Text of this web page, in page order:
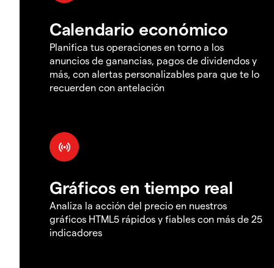
Calendario económico
Planifica tus operaciones en torno a los
anuncios de ganancias, pagos de dividendos y
más, con alertas personalizables para que te lo
recuerden con antelación
Gráficos en tiempo real
Analiza la acción del precio en nuestros
gráficos HTML5 rápidos y fiables con más de 25
indicadores